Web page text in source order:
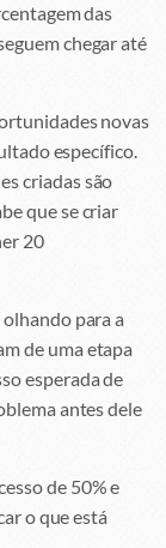
das
chegar até
novas
específico.
criadas são
que se criar
20
para a
de uma etapa
esperada de
antes dele
de 50% e
o que está